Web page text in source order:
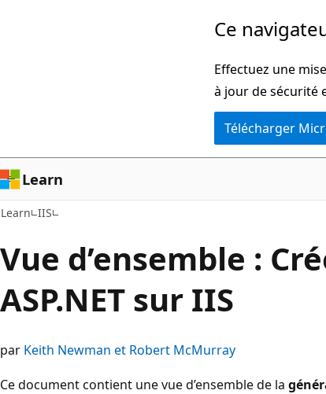
Ce
Effectuez une
à jour de sécurité
Télécharger
Learn
Learn IIS
Vue d’ensemble :
ASP.NET sur IIS
par Keith Newman et Robert McMurray
Ce document contient une vue d’ensemble de la